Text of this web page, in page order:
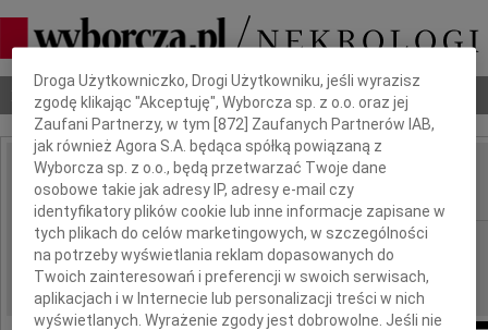
Nekrologi Odeszli Poradnik pogrzebowy
IMIĘ I NAZWISKO: Ryszard Cichos
REGION: Katowice
DATA EMISJI: 30.10.2010
Dbamy o Twoją prywatność
Droga Użytkowniczko, Drogi Użytkowniku, jeśli wyrazisz
zgodę klikając "Akceptuję", Wyborcza sp. z o.o. oraz jej
Zaufani Partnerzy, w tym [872 ] Zaufanych Partnerów IAB,
jak również Agora S.A. będąca spółką powiązaną z
Wyborcza sp. z o.o., będą przetwarzać Twoje dane
osobowe takie jak adresy IP, adresy e-mail czy
identyfikatory plików cookie lub inne informacje zapisane w
tych plikach do celów marketingowych, w szczególności
na potrzeby wyświetlania reklam dopasowanych do
Twoich zainteresowań i preferencji w swoich serwisach,
aplikacjach i w Internecie lub personalizacji treści w nich
wyświetlanych. Wyrażenie zgody jest dobrowolne. Jeśli nie